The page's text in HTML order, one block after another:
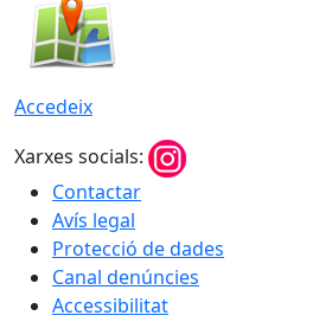
Accedeix
Xarxes socials:
Contactar
Avís legal
Protecció de dades
Canal denúncies
Accessibilitat